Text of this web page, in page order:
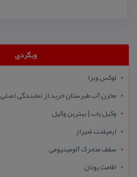
وبگردی
لوکس ویزا
مخزن آب طبرستان خرید از نمایندگی اصلی
وکیل یاب | بهترین وکیل
ایمپلنت شیراز
سقف متحرک آلومینیومی
اقامت یونان